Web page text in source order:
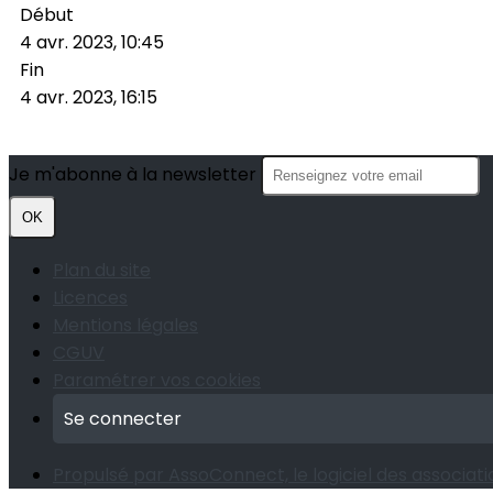
Début
4 avr. 2023, 10:45
Fin
4 avr. 2023, 16:15
Je m'abonne à la newsletter
OK
Se connecter